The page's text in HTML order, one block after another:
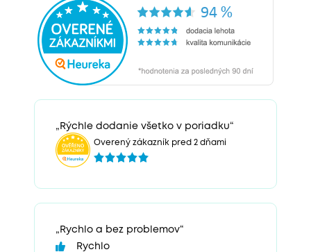
„Rýchle dodanie všetko v poriadku“
Overený zákazník pred 2 dňami
„Rychlo a bez problemov“
Rychlo